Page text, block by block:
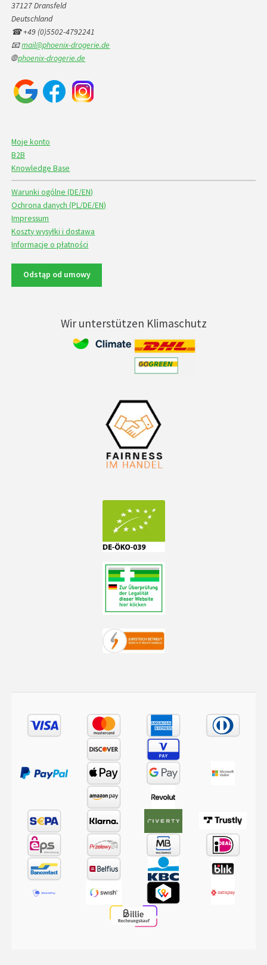
37127 Dransfeld
Deutschland
☎ +49 (0)5502-4792241
📧mail@phoenix-drogerie.de
🌐phoenix-drogerie.de
Moje konto
B2B
Knowledge Base
Warunki ogólne (DE/EN)
Ochrona danych (PL/DE/EN)
Impressum
Koszty wysyłki i dostawa
Informacje o płatności
Odstąp od umowy
Wir unterstützen Klimaschutz